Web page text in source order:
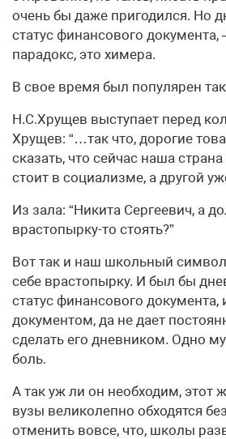
очень бы даже пригодился. Но
статус финансового документа,
парадокс, это химера.
В свое время был популярен
Н.С.Хрущев выступает перед
Хрущев: “…так что, дорогие
сказать, что сейчас наша
стоит в социализме, а другой
Из зала: “Никита Сергеевич, а
врастопырку-то стоять?”
Вот так и наш школьный
себе врастопырку. И был бы
статус финансового
документом, да не дает
сделать его дневником. Одно
боль.
А так уж ли он необходим, этот
вузы великолепно обходятся
отменить вовсе, что, школы